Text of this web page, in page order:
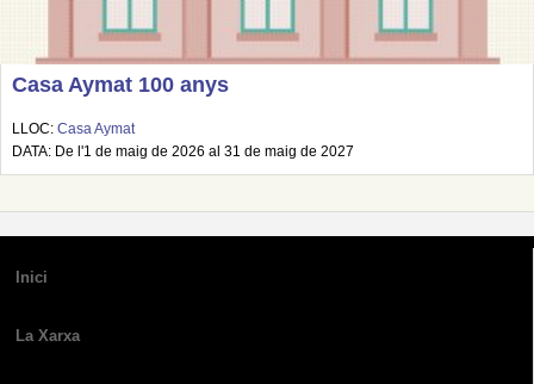
Casa Aymat 100 anys
LLOC: Casa Aymat
DATA: De l'1 de maig de 2026 al 31 de maig de 2027
Inici
La Xarxa